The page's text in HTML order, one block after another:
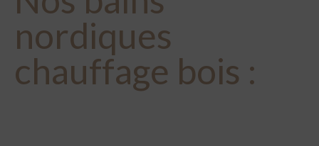
nordiques
chauffage bois :